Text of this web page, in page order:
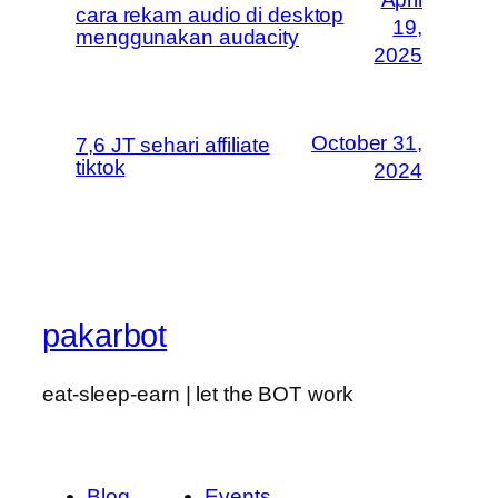
cara rekam audio di desktop
menggunakan audacity
19,
2025
7,6 JT sehari affiliate
tiktok
October 31,
2024
pakarbot
eat-sleep-earn | let the BOT work